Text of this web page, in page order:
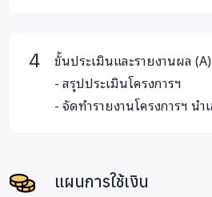
ขั้นประเมินและรายงานผล (A)
- สรุปประเมินโครงการฯ
- จัดทำรายงานโครงการฯ น
แผนการใช้เงิน